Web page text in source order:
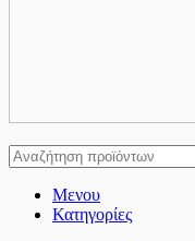
Μενου
Κατηγορίες